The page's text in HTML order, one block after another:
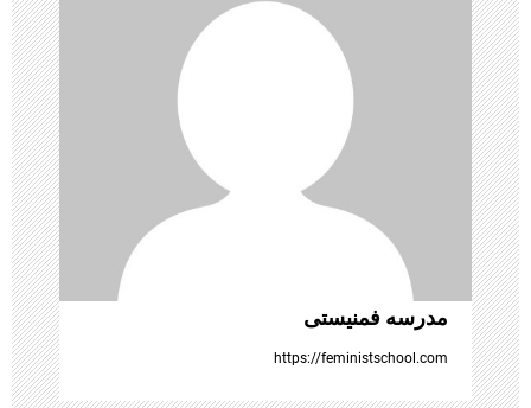
ن
و
ش
ت
ه‌
ه
ا
مدرسه فمنیستی
https://feministschool.com